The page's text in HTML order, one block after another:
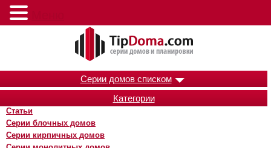
Серии домов списком
Категории
Статьи
Серии блочных домов
Серии кирпичных домов